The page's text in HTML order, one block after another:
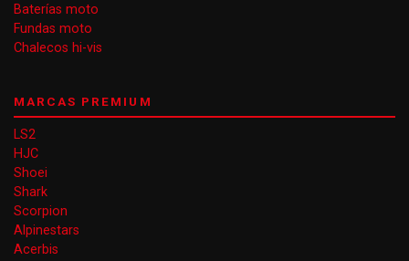
Baterías moto
Fundas moto
Chalecos hi-vis
MARCAS PREMIUM
LS2
HJC
Shoei
Shark
Scorpion
Alpinestars
Acerbis